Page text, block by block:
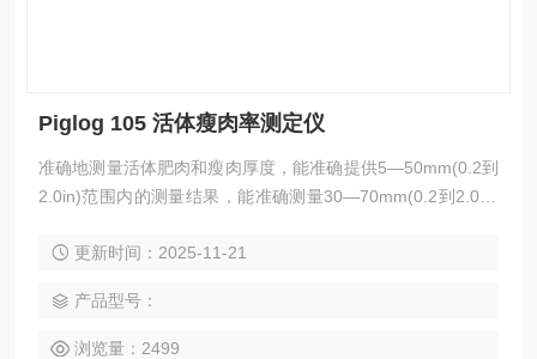
Piglog 105 活体瘦肉率测定仪
准确地测量活体肥肉和瘦肉厚度，能准确提供5—50mm(0.2到
2.0in)范围内的测量结果，能准确测量30—70mm(0.2到2.0in)
效率、稳定性以及性情问题，该设备是属于紧凑型的设计方
的信息非常的方便实用，采用的是计算瘦肉百分比指标的公
式，只需要几秒钟就可以计算出来。
更新时间：2025-11-21
产品型号：
浏览量：2499